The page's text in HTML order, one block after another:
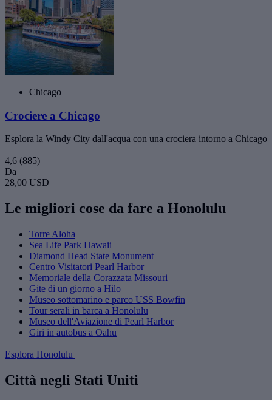
Chicago
Crociere a Chicago
Esplora la Windy City dall'acqua con una crociera intorno a Chicago
4,6 (885)
Da
28,00 USD
Le migliori cose da fare a Honolulu
Torre Aloha
Sea Life Park Hawaii
Diamond Head State Monument
Centro Visitatori Pearl Harbor
Memoriale della Corazzata Missouri
Gite di un giorno a Hilo
Museo sottomarino e parco USS Bowfin
Tour serali in barca a Honolulu
Museo dell'Aviazione di Pearl Harbor
Giri in autobus a Oahu
Esplora Honolulu
Città negli Stati Uniti